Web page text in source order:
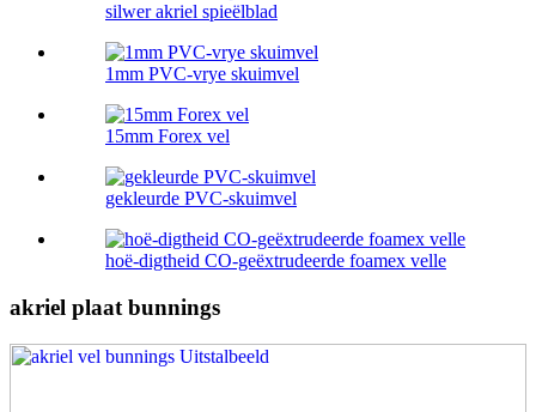
silwer akriel spieëlblad
1mm PVC-vrye skuimvel
15mm Forex vel
gekleurde PVC-skuimvel
hoë-digtheid CO-geëxtrudeerde foamex velle
akriel plaat bunnings